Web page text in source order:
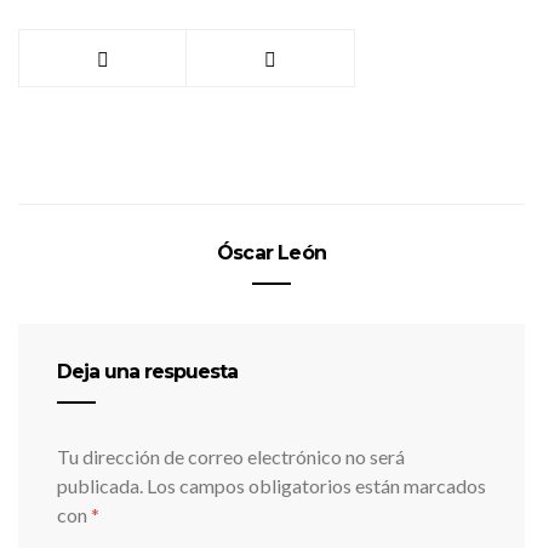
Óscar León
Deja una respuesta
Tu dirección de correo electrónico no será
publicada. Los campos obligatorios están marcados
con *